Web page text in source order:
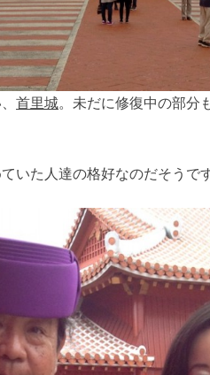
首里城。未だに修復中の部分
いた人達の格好なのだそうです